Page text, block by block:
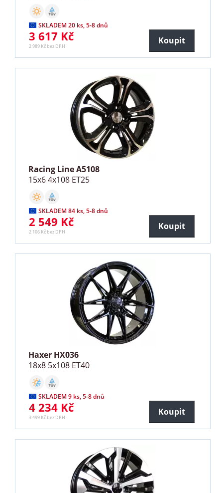
SKLADEM 20 ks, 5-8 dnů
3 617 Kč
2 989 Kč bez DPH
Koupit
Racing Line A5108
15x6 4x108 ET25
SKLADEM 84 ks, 5-8 dnů
2 549 Kč
2 106 Kč bez DPH
Koupit
Haxer HX036
18x8 5x108 ET40
SKLADEM 9 ks, 5-8 dnů
4 234 Kč
3 499 Kč bez DPH
Koupit